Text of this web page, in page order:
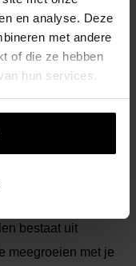
en analyse. Deze
met andere
of die ze hebben
hun services.
te monteren
kinderen? Bekijk
alle
in jouw tuin?
bestaat uit
meegroeien met je